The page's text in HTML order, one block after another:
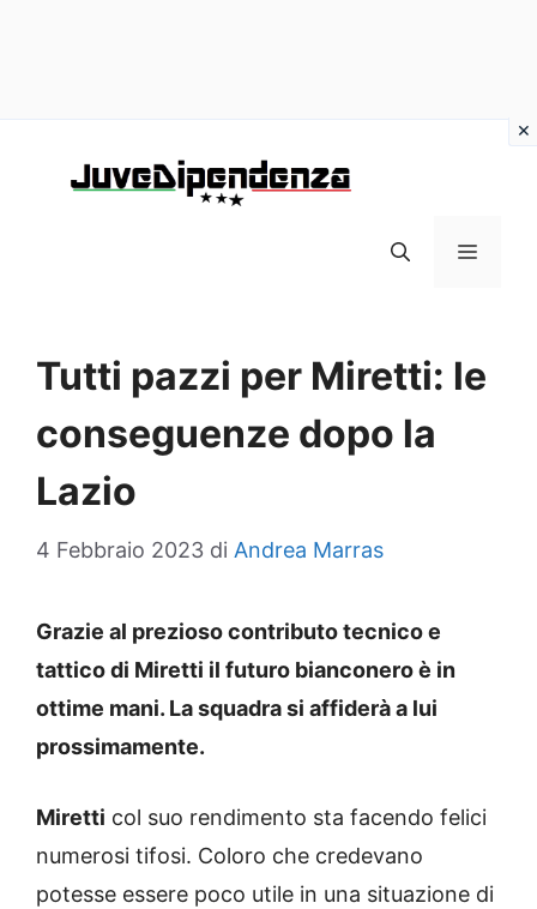
MENU
Tutti pazzi per Miretti: le
conseguenze dopo la
Lazio
4 Febbraio 2023 di Andrea Marras
Grazie al prezioso contributo tecnico e
tattico di Miretti il futuro bianconero è in
ottime mani. La squadra si affiderà a lui
prossimamente.
Miretti col suo rendimento sta facendo felici
numerosi tifosi. Coloro che credevano
potesse essere poco utile in una situazione di